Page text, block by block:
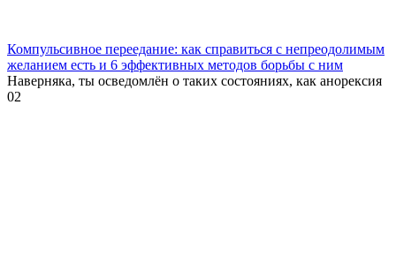
Компульсивное переедание: как справиться с непреодолимым
желанием есть и 6 эффективных методов борьбы с ним
Наверняка, ты осведомлён о таких состояниях, как анорексия
02